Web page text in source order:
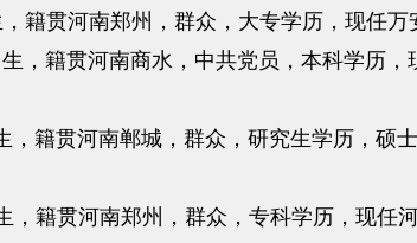
籍贯河南郑州，群众，大专学历，现任万
，籍贯河南商水，中共党员，本科学历
，籍贯河南郸城，群众，研究生学历，硕
籍贯河南郑州，群众，专科学历，现任